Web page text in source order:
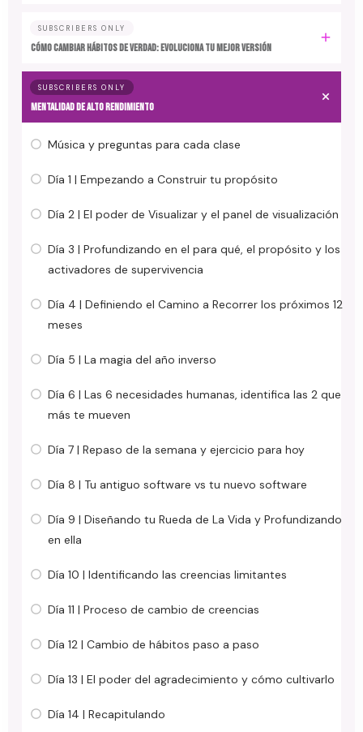
SUBSCRIBERS ONLY
Cómo cambiar hábitos de verdad: evoluciona tu mejor versión
SUBSCRIBERS ONLY
MENTALIDAD DE ALTO RENDIMIENTO
Música y preguntas para cada clase
Día 1 | Empezando a Construir tu propósito
Día 2 | El poder de Visualizar y el panel de visualización
Día 3 | Profundizando en el para qué, el propósito y los
activadores de supervivencia
Día 4 | Definiendo el Camino a Recorrer los próximos 12
meses
Día 5 | La magia del año inverso
Día 6 | Las 6 necesidades humanas, identifica las 2 que
más te mueven
Día 7 | Repaso de la semana y ejercicio para hoy
Día 8 | Tu antiguo software vs tu nuevo software
Día 9 | Diseñando tu Rueda de La Vida y Profundizando
en ella
Día 10 | Identificando las creencias limitantes
Día 11 | Proceso de cambio de creencias
Día 12 | Cambio de hábitos paso a paso
Día 13 | El poder del agradecimiento y cómo cultivarlo
Día 14 | Recapitulando